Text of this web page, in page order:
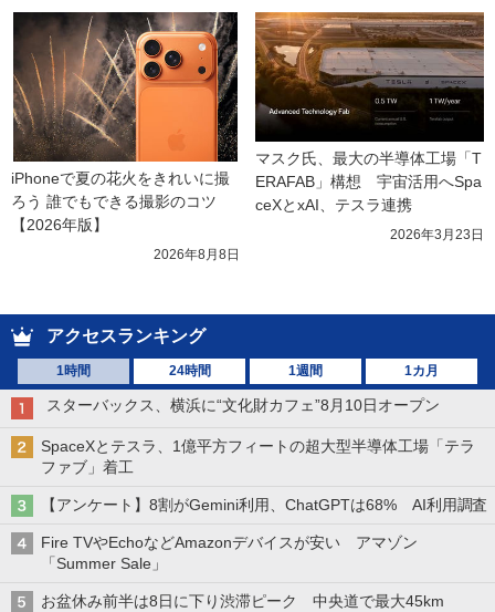
iPhoneで夏の花火をきれいに撮
ろう 誰でもできる撮影のコツ
【2026年版】
2026年8月8日
マスク氏、最大の半導体工場「T
ERAFAB」構想　宇宙活用へSpa
ceXとxAI、テスラ連携
2026年3月23日
アクセスランキング
1時間 24時間 1週間 1カ月
スターバックス、横浜に“文化財カフェ”8月10日オープン
SpaceXとテスラ、1億平方フィートの超大型半導体工場「テラ
ファブ」着工
【アンケート】8割がGemini利用、ChatGPTは68% AI利用調査
Fire TVやEchoなどAmazonデバイスが安い アマゾン
「Summer Sale」
お盆休み前半は8日に下り渋滞ピーク 中央道で最大45km